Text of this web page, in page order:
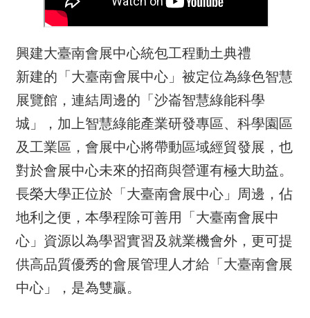
興建大臺南會展中心統包工程動土典禮
新建的「大臺南會展中心」被定位為綠色智慧
展覽館，連結周邊的「沙崙智慧綠能科學
城」，加上智慧綠能產業研發專區、科學園區
及工業區，會展中心將帶動區域經貿發展，也
對於會展中心未來的招商與營運有極大助益。
長榮大學正位於「大臺南會展中心」周邊，佔
地利之便，本學程除可善用「大臺南會展中
心」資源以為學習實習及就業機會外，更可提
供高品質優秀的會展管理人才給「大臺南會展
中心」，是為雙贏。